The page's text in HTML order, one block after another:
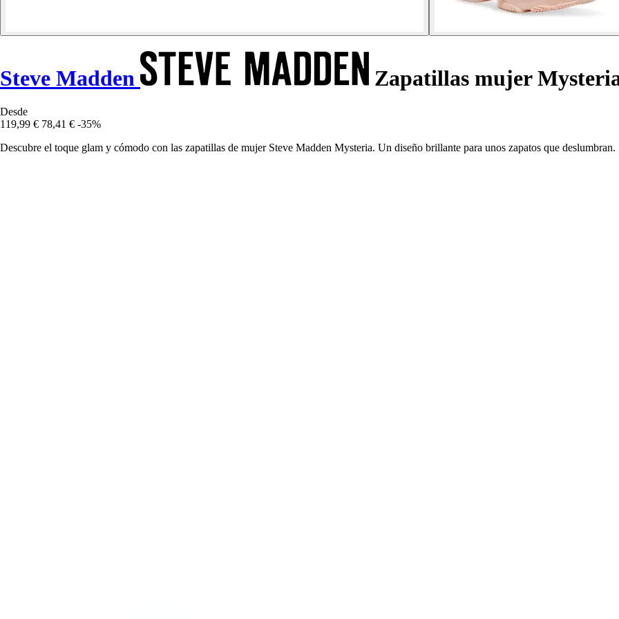
Steve Madden Zapatillas mujer
Desde
119,99 € 78,41 € -35%
Descubre el toque glam y cómodo con las zapatillas de mujer Steve Madden Mysteria. Un diseño brillante para unos zapatos que deslumbran.